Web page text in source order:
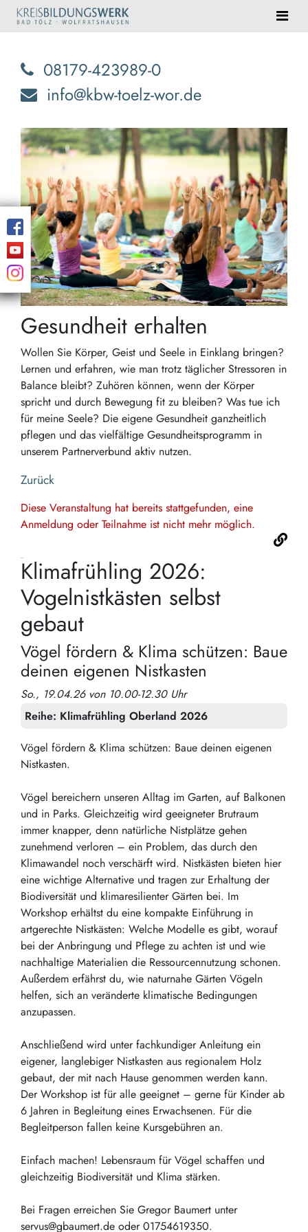
08179-423989-0
info@kbw-toelz-wor.de
Gesundheit erhalten
Wollen Sie Körper, Geist und Seele in Einklang bringen?
Lernen und erfahren, wie man trotz täglicher Stressoren in
Balance bleibt? Zuhören können, wenn der Körper
spricht und durch Bewegung fit zu bleiben? Was tue ich
für meine Seele? Die eigene Gesundheit ganzheitlich
pflegen und das vielfältige Gesundheitsprogramm in
unserem Partnerverbund aktiv nutzen.
Zurück
Diese Veranstaltung hat bereits stattgefunden, eine
Anmeldung oder Teilnahme ist nicht mehr möglich.
Klimafrühling 2026:
Vogelnistkästen selbst
gebaut
Vögel fördern & Klima schützen: Baue
deinen eigenen Nistkasten
So., 19.04.26 von 10.00-12.30 Uhr
Reihe: Klimafrühling Oberland 2026
Vögel fördern & Klima schützen: Baue deinen eigenen
Nistkasten.
Vögel bereichern unseren Alltag im Garten, auf Balkonen
und in Parks. Gleichzeitig wird geeigneter Brutraum
immer knapper, denn natürliche Nistplätze gehen
zunehmend verloren – ein Problem, das durch den
Klimawandel noch verschärft wird. Nistkästen bieten hier
eine wichtige Alternative und tragen zur Erhaltung der
Biodiversität und klimaresilienter Gärten bei. Im
Workshop erhältst du eine kompakte Einführung in
artgerechte Nistkästen: Welche Modelle es gibt, worauf
bei der Anbringung und Pflege zu achten ist und wie
nachhaltige Materialien die Ressourcennutzung schonen.
Außerdem erfährst du, wie naturnahe Gärten Vögeln
helfen, sich an veränderte klimatische Bedingungen
anzupassen.
Anschließend wird unter fachkundiger Anleitung ein
eigener, langlebiger Nistkasten aus regionalem Holz
gebaut, der mit nach Hause genommen werden kann.
Der Workshop ist für alle geeignet – gerne für Kinder ab
6 Jahren in Begleitung eines Erwachsenen. Für die
Begleitperson fallen keine Kursgebühren an.
Einfach machen! Lebensraum für Vögel schaffen und
gleichzeitig Biodiversität und Klima stärken.
Bei Fragen erreichen Sie Gregor Baumert unter
servus@gbaumert.de oder 01754619350.